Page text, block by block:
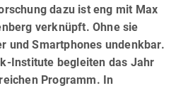
dazu ist eng mit Max
verknüpft. Ohne sie
und Smartphones undenkbar.
Institute begleiten das Jahr
Programm. In